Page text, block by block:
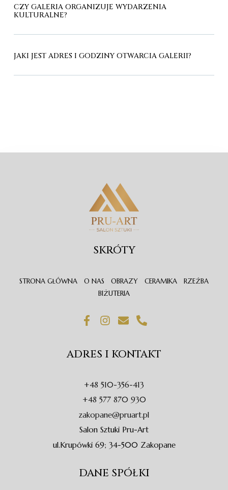
CZY GALERIA ORGANIZUJE WYDARZENIA
KULTURALNE?
JAKI JEST ADRES I GODZINY OTWARCIA GALERII?
SKRÓTY
STRONA GŁÓWNA O NAS OBRAZY CERAMIKA
RZEŹBA
BIŻUTERIA
F
a
b
k
-
f
I
n
a
r
a
m
E
n
l
p
e
P
h
n
e
a
l
t
ADRES I KONTAKT
+48 510-356-413
+48 577 870 930
zakopane@pruart.pl
Salon Sztuki Pru-Art
ul.Krupówki 69; 34-500 Zakopane
DANE SPÓŁKI